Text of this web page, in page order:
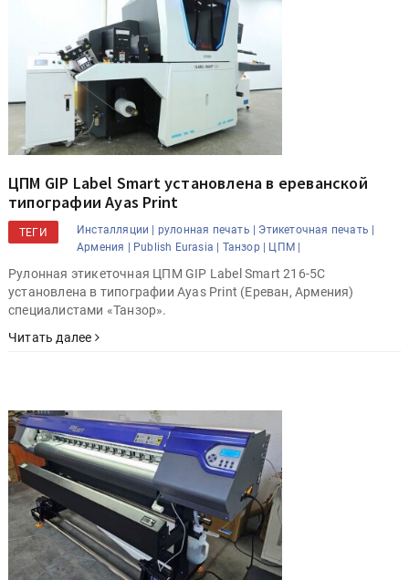
ЦПМ GIP Label Smart установлена в ереванской
типографии Ayas Print
ТЕГИ Инсталляции | рулонная печать | Этикеточная печать |
Армения | Publish Eurasia | Танзор | ЦПМ |
Рулонная этикеточная ЦПМ GIP Label Smart 216-5С
установлена в типографии Ayas Print (Ереван, Армения)
специалистами «Танзор».
Читать далее